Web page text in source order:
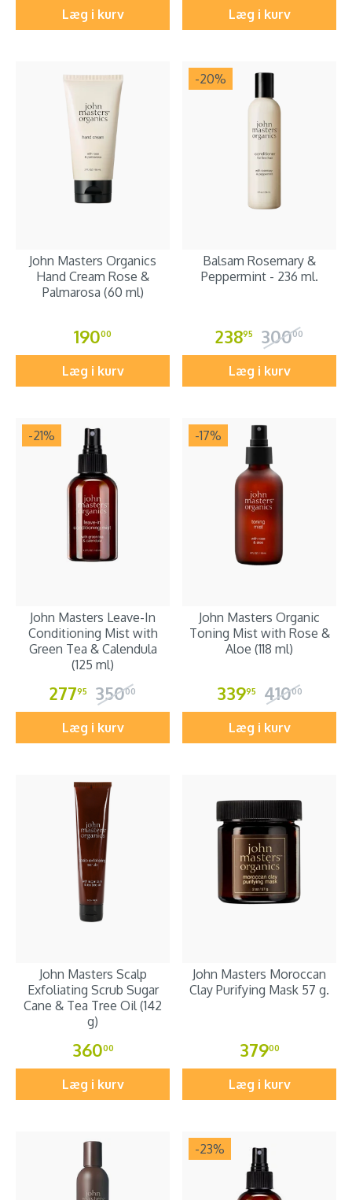
Læg i kurv Læg i kurv
John Masters Organics
Hand Cream Rose &
Palmarosa (60 ml)
19000
Læg i kurv
-20%
Balsam Rosemary &
Peppermint - 236 ml.
23895 30000
Læg i kurv
-21%
John Masters Leave-In
Conditioning Mist with
Green Tea & Calendula
(125 ml)
27795 35000
Læg i kurv
-17%
John Masters Organic
Toning Mist with Rose &
Aloe (118 ml)
33995 41000
Læg i kurv
John Masters Scalp
Exfoliating Scrub Sugar
Cane & Tea Tree Oil (142
g)
36000
Læg i kurv
John Masters Moroccan
Clay Purifying Mask 57 g.
37900
Læg i kurv
-23%